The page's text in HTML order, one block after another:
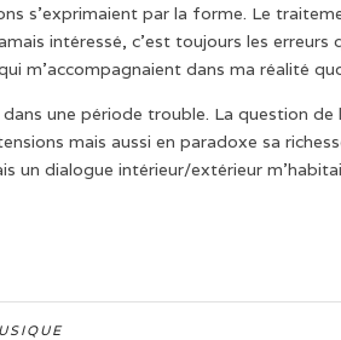
s’exprimaient par la forme. Le
intéressé, c’est toujours les
m’accompagnaient dans ma réalité
une période trouble. La question
mais aussi en paradoxe sa
un dialogue intérieur/extérieur